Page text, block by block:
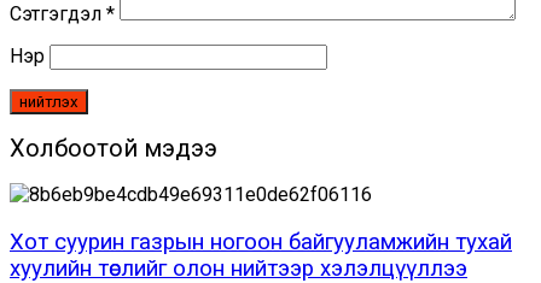
Сэтгэгдэл *
Нэр
Холбоотой мэдээ
Хот суурин газрын ногоон байгууламжийн тухай
хуулийн төслийг олон нийтээр хэлэлцүүллээ